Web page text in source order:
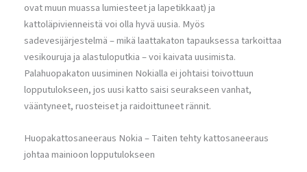
ovat muun muassa lumiesteet ja lapetikkaat) ja
kattoläpivienneistä voi olla hyvä uusia. Myös
sadevesijärjestelmä – mikä laattakaton tapauksessa tarkoittaa
vesikouruja ja alastuloputkia – voi kaivata uusimista.
Palahuopakaton uusiminen Nokialla ei johtaisi toivottuun
lopputulokseen, jos uusi katto saisi seurakseen vanhat,
vääntyneet, ruosteiset ja raidoittuneet rännit.
Huopakattosaneeraus Nokia – Taiten tehty kattosaneeraus
johtaa mainioon lopputulokseen